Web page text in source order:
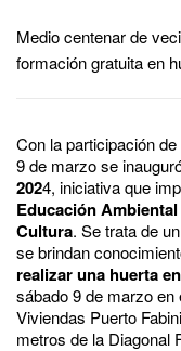
Medio centenar de
formación gratuita en
Con la participación de
9 de marzo se
2024, iniciativa que
Educación
Cultura. Se trata de un
se brindan
realizar una huerta
sábado 9 de marzo
Viviendas Puerto
metros de la Diagonal